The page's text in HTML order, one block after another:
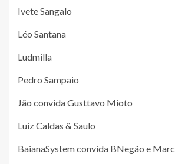
Ivete Sangalo
Léo Santana
Ludmilla
Pedro Sampaio
Jão convida Gusttavo Mioto
Luiz Caldas & Saulo
BaianaSystem convida BNegão e